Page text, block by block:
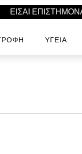
ΕΙΣΑΙ
ΥΓΕΊΑ